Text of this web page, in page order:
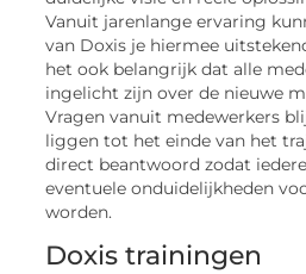
Vanuit jarenlange ervaring
van Doxis je hiermee
het ook belangrijk dat alle
ingelicht zijn over de nieuwe
Vragen vanuit medewerkers
liggen tot het einde van het
direct beantwoord zodat
eventuele onduidelijkheden
worden.
Doxis trainingen